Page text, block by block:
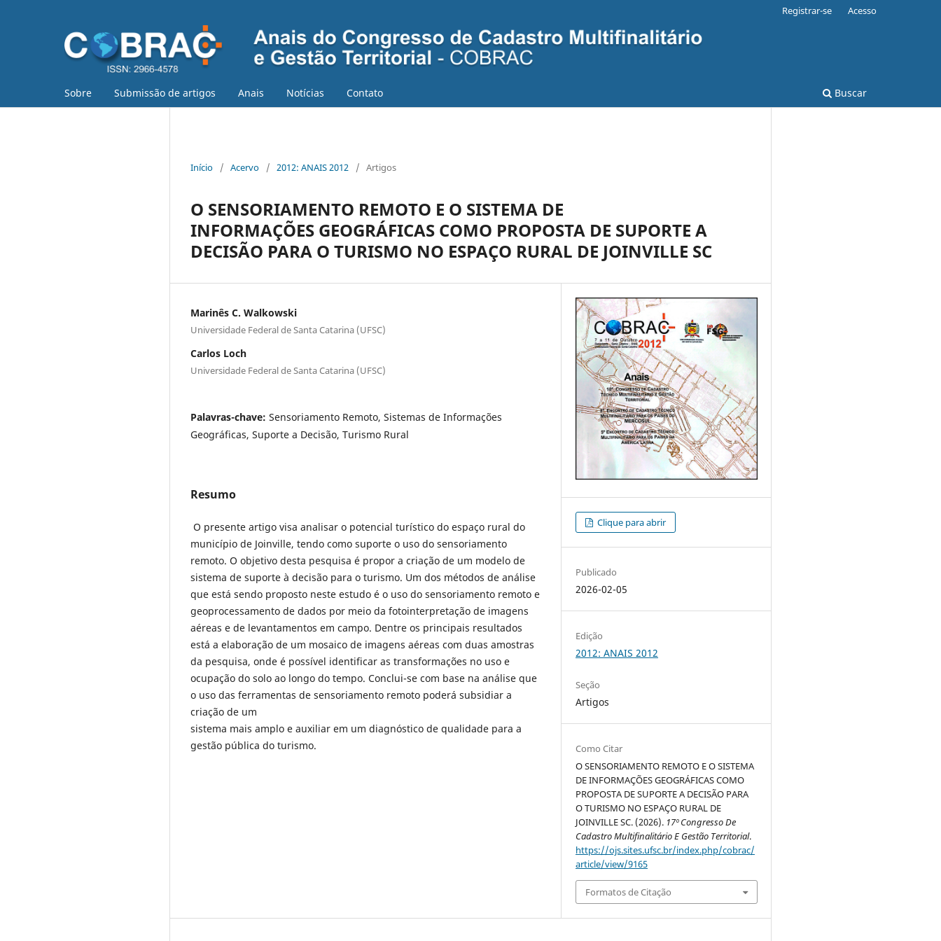
Sobre Submissão de artigos Anais Notícias Contato Buscar
Registrar-se Acesso
Início / Acervo / 2012: ANAIS 2012 / Artigos
O SENSORIAMENTO REMOTO E O SISTEMA DE
INFORMAÇÕES GEOGRÁFICAS COMO PROPOSTA DE SUPORTE A
DECISÃO PARA O TURISMO NO ESPAÇO RURAL DE JOINVILLE SC
Marinês C. Walkowski
Universidade Federal de Santa Catarina (UFSC)
Carlos Loch
Universidade Federal de Santa Catarina (UFSC)
Palavras-chave: Sensoriamento Remoto, Sistemas de Informações
Geográficas, Suporte a Decisão, Turismo Rural
Resumo
O presente artigo visa analisar o potencial turístico do espaço rural do
município de Joinville, tendo como suporte o uso do sensoriamento
remoto. O objetivo desta pesquisa é propor a criação de um modelo de
sistema de suporte à decisão para o turismo. Um dos métodos de análise
que está sendo proposto neste estudo é o uso do sensoriamento remoto e
geoprocessamento de dados por meio da fotointerpretação de imagens
aéreas e de levantamentos em campo. Dentre os principais resultados
está a elaboração de um mosaico de imagens aéreas com duas amostras
da pesquisa, onde é possível identificar as transformações no uso e
ocupação do solo ao longo do tempo. Conclui-se com base na análise que
o uso das ferramentas de sensoriamento remoto poderá subsidiar a
criação de um
sistema mais amplo e auxiliar em um diagnóstico de qualidade para a
gestão pública do turismo.
Clique para abrir
Publicado
2026-02-05
Edição
2012: ANAIS 2012
Seção
Artigos
Como Citar
O SENSORIAMENTO REMOTO E O SISTEMA
DE INFORMAÇÕES GEOGRÁFICAS COMO
PROPOSTA DE SUPORTE A DECISÃO PARA
O TURISMO NO ESPAÇO RURAL DE
JOINVILLE SC. (2026). 17º Congresso De
Cadastro Multifinalitário E Gestão Territorial.
https://ojs.sites.ufsc.br/index.php/cobrac/
article/view/9165
Formatos de Citação